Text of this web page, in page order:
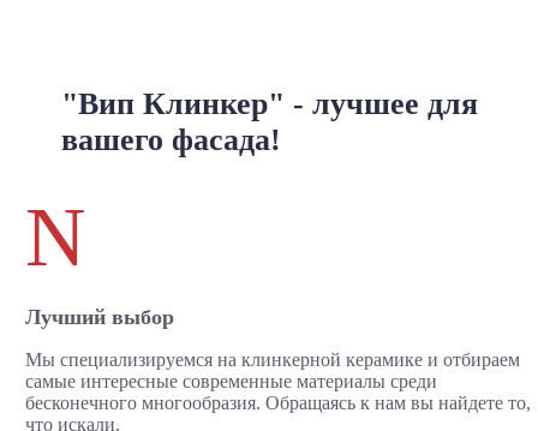
"Вип Клинкер" - лучшее для
вашего фасада!
N
Лучший выбор
Мы специализируемся на клинкерной керамике и отбираем
самые интересные современные материалы среди
бесконечного многообразия. Обращаясь к нам вы найдете то,
что искали.